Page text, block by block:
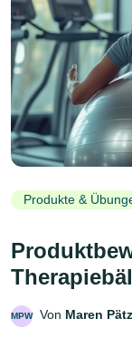
Produkte &
MPW Von Maren